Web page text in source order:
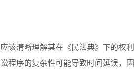
该清晰理解其在《民法典》下的权利
程序的复杂性可能导致时间延误，因